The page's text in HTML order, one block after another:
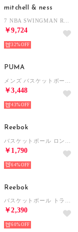
mitchell & ness
￥9,724
32%
PUMA
￥3,448
43%
Reebok
￥1,790
64%
Reebok
￥2,390
60%